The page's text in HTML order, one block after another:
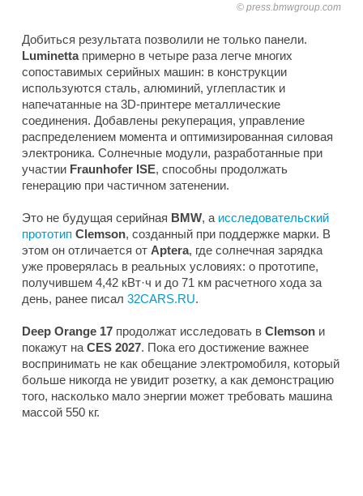
press.bmwgroup.com
Добиться результата позволили не только панели.
Luminettaпримерно в четыре раза легче многих
сопоставимых серийных машин: в конструкции
используются сталь, алюминий, углепластик и
напечатанные на 3D-принтере металлические
соединения. Добавлены рекуперация, управление
распределением момента и оптимизированная силовая
электроника. Солнечные модули, разработанные при
участии Fraunhofer ISE, способны продолжать
генерацию при частичном затенении.
Это не будущая серийная BMW, а исследовательский
прототип Clemson, созданный при поддержке марки. В
этом он отличается от Aptera, где солнечная зарядка
уже проверялась в реальных условиях: о прототипе,
получившем 4,42 кВт·ч и до 71 км расчетного хода за
день, ранее писал 32CARS.RU.
Deep Orange 17 продолжат исследовать в Clemson и
покажут на CES 2027. Пока его достижение важнее
воспринимать не как обещание электромобиля, который
больше никогда не увидит розетку, а как демонстрацию
того, насколько мало энергии может требовать машина
массой 550 кг.